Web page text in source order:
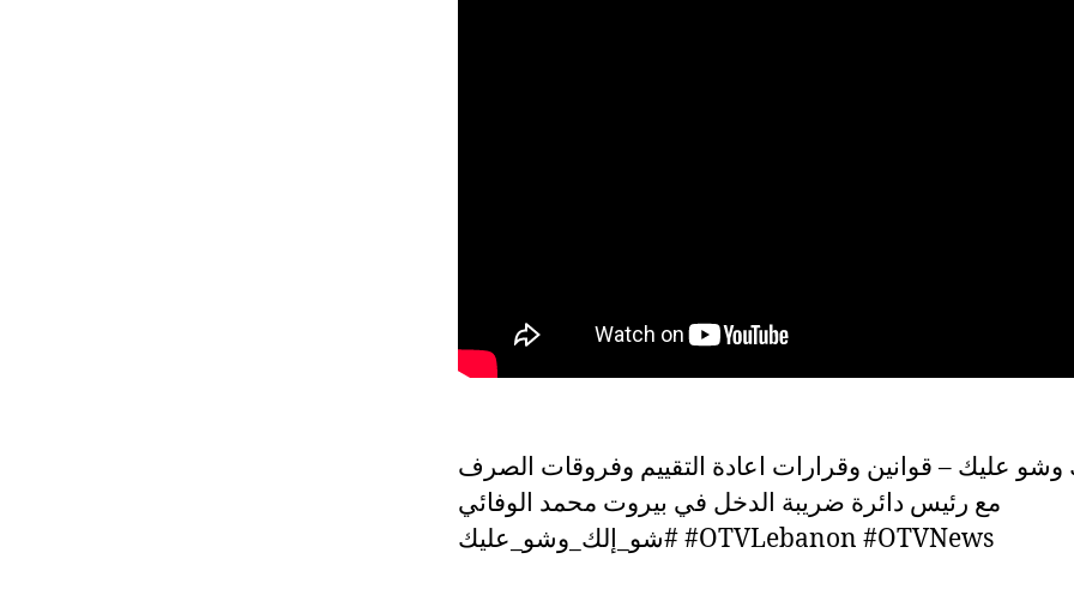
عليك – قوانين وقرارات اعادة التقييم وفروقات الصرف
مع رئيس دائرة ضريبة الدخل في بيروت محمد الوفائي
#شو_إلك_وشو_عليك #OTVLebanon #OTVNews